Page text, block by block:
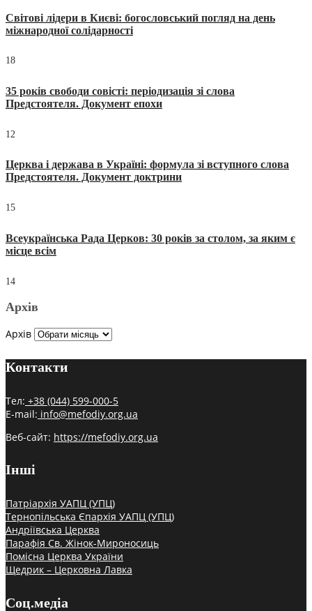
Світові лідери в Києві: богословський погляд на день
міжнародної солідарності
18
35 років свободи совісті: періодизація зі слова
Предстоятеля. Документ епохи
12
Церква і держава в Україні: формула зі вступного слова
Предстоятеля. Документ доктрини
15
Всеукраїнська Рада Церков: 30 років за столом, за яким є
місце всім
14
Архів
Архів
Контакти
Тел: +38 (044) 599-000-5
E-mail: info@mefodiy.org.ua
Веб-сайт: https://mefodiy.org.ua
Інші
Патріархія УАПЦ (УПЦ)
Тернопільська Єпархія УАПЦ (УПЦ)
Андріївська Церква
Парафія Св. Жінок-Мироносиць
Помісна Церква України
Щедрик – Церковна Лавка
Соц.медіа